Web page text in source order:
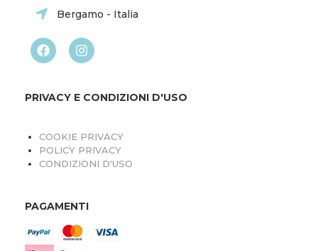
Bergamo - Italia
PRIVACY E CONDIZIONI D'USO
COOKIE PRIVACY
POLICY PRIVACY
CONDIZIONI D'USO
PAGAMENTI